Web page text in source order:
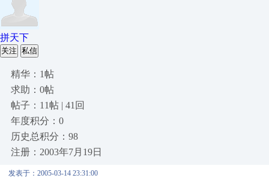
拼天下
关注 私信
精华：1帖
求助：0帖
帖子：11帖 | 41回
年度积分：0
历史总积分：98
注册：2003年7月19日
发表于：2005-03-14 23:31:00